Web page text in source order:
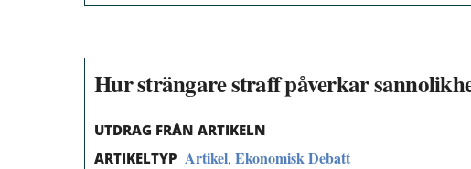
Hur strängare straff påverkar
UTDRAG FRÅN ARTIKELN
ARTIKELTYP Artikel, Ekonomisk Debatt